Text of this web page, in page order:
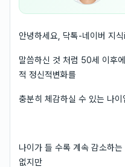
안녕하세요, 닥톡-네이버 지
말씀하신 것 처럼 50세 이후
적 정신적변화를
충분히 체감하실 수 있는 나이
나이가 들 수록 계속 감소하
없지만